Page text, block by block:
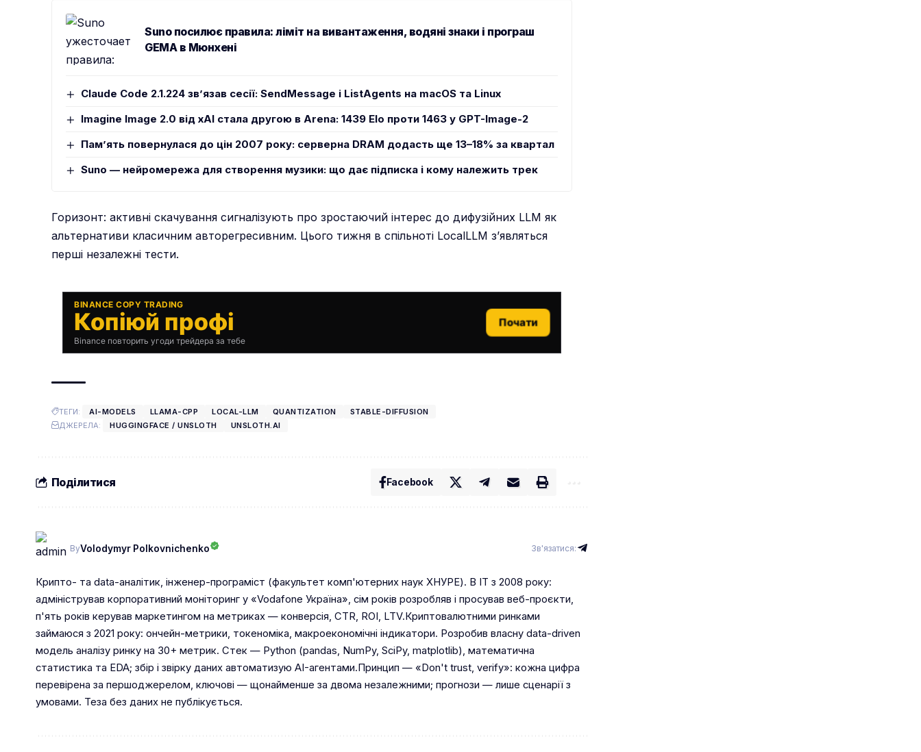
Suno посилює правила: ліміт на вивантаження, водяні знаки і програш
GEMA в Мюнхені
Claude Code 2.1.224 звʼязав сесії: SendMessage і ListAgents на macOS та Linux
Imagine Image 2.0 від xAI стала другою в Arena: 1439 Elo проти 1463 у GPT-Image-2
Памʼять повернулася до цін 2007 року: серверна DRAM додасть ще 13–18% за квартал
Suno — нейромережа для створення музики: що дає підписка і кому належить трек
Горизонт: активні скачування сигналізують про зростаючий інтерес до дифузійних LLM як
альтернативи класичним авторегресивним. Цього тижня в спільноті LocalLLM з’являться
перші незалежні тести.
BINANCE COPY TRADING
Копіюй профі
Binance повторить угоди трейдера за тебе
Почати
ТЕГИ: AI-MODELS LLAMA-CPP LOCAL-LLM QUANTIZATION
STABLE-DIFFUSION
ДЖЕРЕЛА:
HUGGINGFACE / UNSLOTH UNSLOTH.AI
Поділитися Facebook
ByVolodymyr Polkovnichenko Зв'язатися:
Крипто- та data-аналітик, інженер-програміст (факультет комп'ютерних наук ХНУРЕ). В IT з 2008 року:
адміністрував корпоративний моніторинг у «Vodafone Україна», сім років розробляв і просував веб-проєкти,
п'ять років керував маркетингом на метриках — конверсія, CTR, ROI, LTV.Криптовалютними ринками
займаюся з 2021 року: ончейн-метрики, токеноміка, макроекономічні індикатори. Розробив власну data-driven
модель аналізу ринку на 30+ метрик. Стек — Python (pandas, NumPy, SciPy, matplotlib), математична
статистика та EDA; збір і звірку даних автоматизую AI-агентами.Принцип — «Don't trust, verify»: кожна цифра
перевірена за першоджерелом, ключові — щонайменше за двома незалежними; прогнози — лише сценарії з
умовами. Теза без даних не публікується.